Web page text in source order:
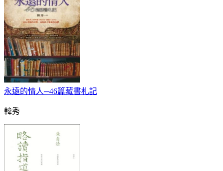
永遠的情人─46篇藏書札記
韓秀